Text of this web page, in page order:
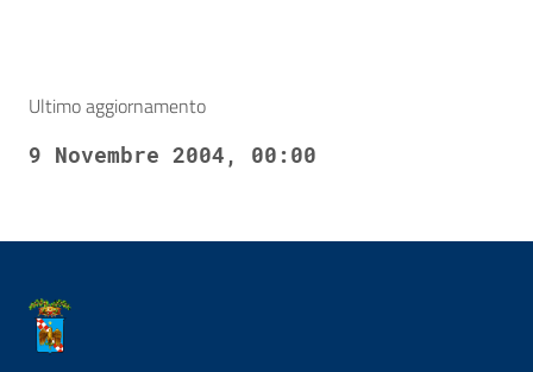
Ultimo aggiornamento
9 Novembre 2004, 00:00